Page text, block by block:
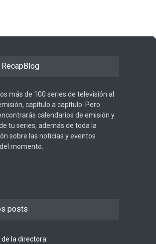
más de 100 series de televisión al
capítulo a capítulo. Pero
calendarios de emisión y
tu series, además de toda la
sobre las noticias y eventos
momento.
posts
la directora: